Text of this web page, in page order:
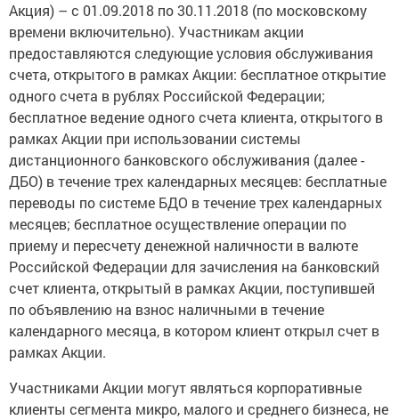
Акция) – с 01.09.2018 по 30.11.2018 (по московскому
времени включительно). Участникам акции
предоставляются следующие условия обслуживания
счета, открытого в рамках Акции: бесплатное открытие
одного счета в рублях Российской Федерации;
бесплатное ведение одного счета клиента, открытого в
рамках Акции при использовании системы
дистанционного банковского обслуживания (далее -
ДБО) в течение трех календарных месяцев: бесплатные
переводы по системе БДО в течение трех календарных
месяцев; бесплатное осуществление операции по
приему и пересчету денежной наличности в валюте
Российской Федерации для зачисления на банковский
счет клиента, открытый в рамках Акции, поступившей
по объявлению на взнос наличными в течение
календарного месяца, в котором клиент открыл счет в
рамках Акции.
Участниками Акции могут являться корпоративные
клиенты сегмента микро, малого и среднего бизнеса, не